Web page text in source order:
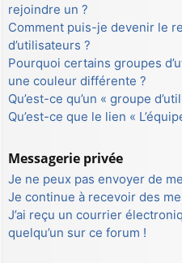
rejoindre un ?
Comment puis-je devenir le
d’utilisateurs ?
Pourquoi certains groupes
une couleur différente ?
Qu’est-ce qu’un « groupe
Qu’est-ce que le lien «
Messagerie privée
Je ne peux pas envoyer de
Je continue à recevoir des
J’ai reçu un courrier
quelqu’un sur ce forum !